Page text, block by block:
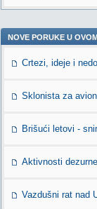
NOVE PORUKE U
Crtezi, ideje i
Sklonista za
Brišući letovi -
Aktivnosti
Vazdušni rat nad